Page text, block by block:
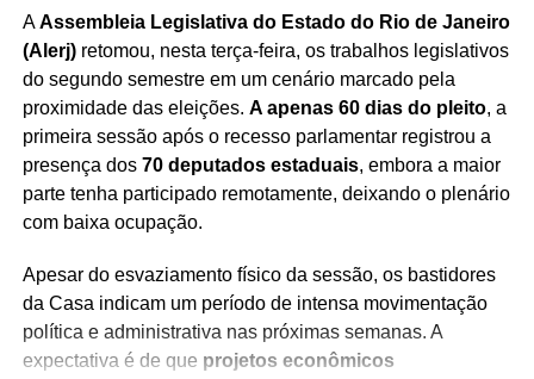
apresentado crescimento consistente no país,
impulsionado por consumidores interessados em hábitos
de vida mais saudáveis.
Com a expansão da produção,
a Danone busca atender à demanda crescente e
consolidar sua liderança em uma categoria que
ganha cada vez mais espaço nas gôndolas e na
preferência dos brasileiros.
Redação Saiba+
AAssembleia Legislativa do Estado do Rio de Janeiro
(Alerj)retomou, nesta terça-feira, os trabalhos legislativos
do segundo semestre em um cenário marcado pela
proximidade das eleições. A apenas 60 dias do pleito, a
primeira sessão após o recesso parlamentar registrou a
presença dos 70 deputados estaduais, embora a maior
parte tenha participado remotamente, deixando o plenário
com baixa ocupação.
Apesar do esvaziamento físico da sessão, os bastidores
da Casa indicam um período de intensa movimentação
política e administrativa nas próximas semanas. A
expectativa é de que projetos econômicos